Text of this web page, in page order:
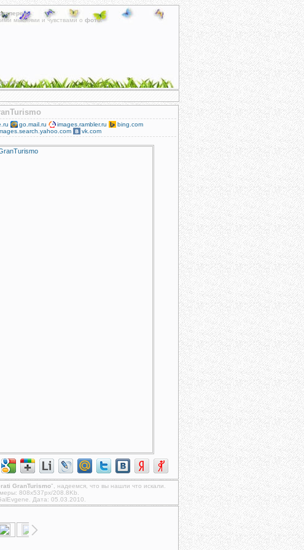
!
мыслями и чувствами о фото.
go.mail.ru images.rambler.ru
bing.com
vk.com
GranTurismo", надеемся, что вы нашли что искали.
808x537px/208.8Kb.
. Дата: 05.03.2010.